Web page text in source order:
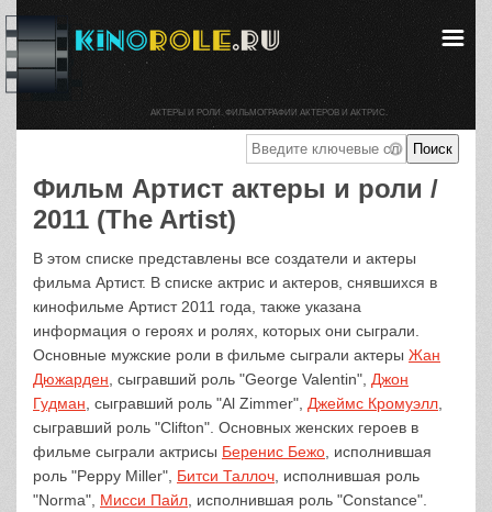
Фильм Артист актеры и роли /
2011 (The Artist)
В этом списке представлены все создатели и актеры
фильма Артист. В списке актрис и актеров, снявшихся в
кинофильме Артист 2011 года, также указана
информация о героях и ролях, которых они сыграли.
Основные мужские роли в фильме сыграли актеры Жан
Дюжарден , сыгравший роль "George Valentin", Джон
Гудман , сыгравший роль "Al Zimmer", Джеймс Кромуэлл
сыгравший роль "Clifton". Основных женских героев в
фильме сыграли актрисы Беренис Бежо , исполнившая
роль "Peppy Miller", Битси Таллоч , исполнившая роль
"Norma", Мисси Пайл , исполнившая роль "Constance".
АКТЕРЫ И РОЛИ. ФИЛЬМОГРАФИИ АКТЕРОВ И АКТРИС.